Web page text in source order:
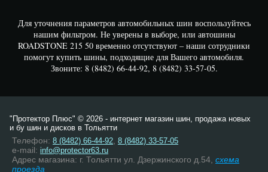
Для уточнения параметров автомобильных шин воспользуйтесь
нашим фильтром. Не уверены в выборе, или автошины
ROADSTONE 215 50 временно отсутствуют – наши сотрудники
помогут купить шины, подходящие для Вашего автомобиля.
Звоните: 8 (8482) 66-44-92, 8 (8482) 33-57-05.
"Протектор Плюс" © 2026 - интернет магазин шин, продажа новых
и бу шин и дисков в Тольятти
Телефон: 8 (8482) 66-44-92 8 (8482) 33-57-05
e-mail: info@protector63.ru
Адрес магазина: г. Тольятти ул. Дзержинского д.54, схема
проезда